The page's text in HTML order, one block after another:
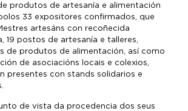
produtos de artesanía e alimentación
33 expositores confirmados, que
artesáns con recoñecida
19 postos de artesanía e talleres,
de produtos de alimentación, así como
de asociacións locais e colexios,
presentes con stands solidarios e
de vista da procedencia dos seus